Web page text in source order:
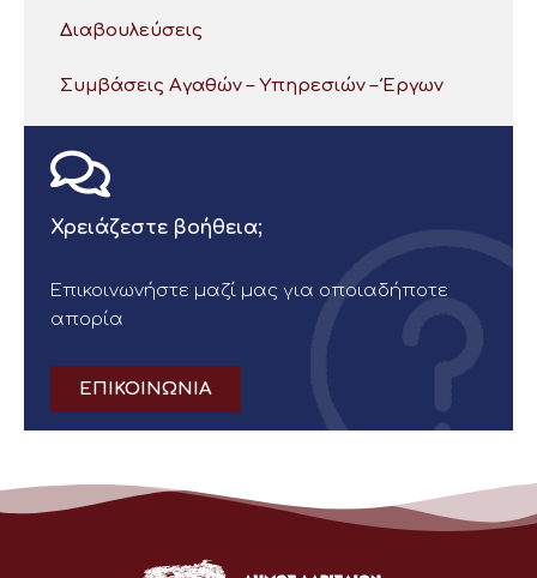
Διαβουλεύσεις
Συμβάσεις Αγαθών – Υπηρεσιών – Έργων
Χρειάζεστε βοήθεια;
Επικοινωνήστε μαζί μας για οποιαδήποτε
απορία
ΕΠΙΚΟΙΝΩΝΙΑ